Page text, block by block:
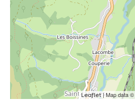
Leaflet| Map data ©